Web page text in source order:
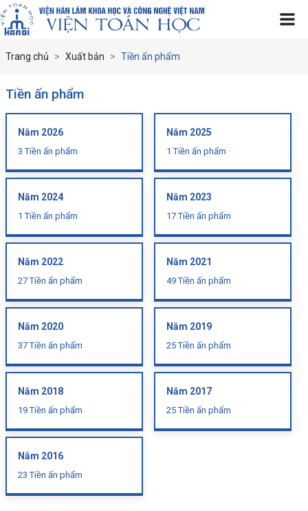
Trang chủ Xuất bản Tiền ấn phẩm
Tiền ấn phẩm
Năm 2026
3 Tiền ấn phẩm
Năm 2025
1 Tiền ấn phẩm
Năm 2024
1 Tiền ấn phẩm
Năm 2023
17 Tiền ấn phẩm
Năm 2022
27 Tiền ấn phẩm
Năm 2021
49 Tiền ấn phẩm
Năm 2020
37 Tiền ấn phẩm
Năm 2019
25 Tiền ấn phẩm
Năm 2018
19 Tiền ấn phẩm
Năm 2017
25 Tiền ấn phẩm
Năm 2016
23 Tiền ấn phẩm